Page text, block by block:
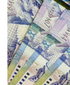
СПЕЦПРОЕКТЫ
СПОРТ
Чек-лист
РАЗВЛЕЧЕНИЯ